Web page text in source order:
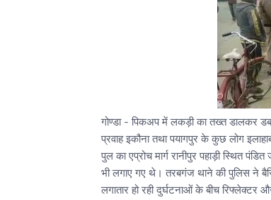
गोण्डा - पिकअप में लकड़ी का तख्त डालकर
प्रवाह इकौना तथा पयागपुर के कुछ लोग
पुल का एप्रोच मार्ग रानीपुर पहाड़ी स्थित
भी लगाए गए थे। तरबगंज थाने की पुलिस ने
लगातार हो रही दुर्घटनाओं के बीच रिफ्लेक्टर